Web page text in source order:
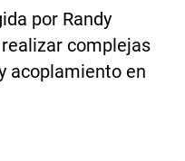
por Randy
complejas
acoplamiento en